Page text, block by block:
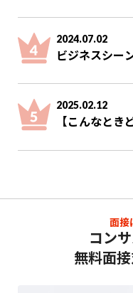
2024.07.02
ビジネスシー
2025.02.12
【こんなと
面接
コン
無料面